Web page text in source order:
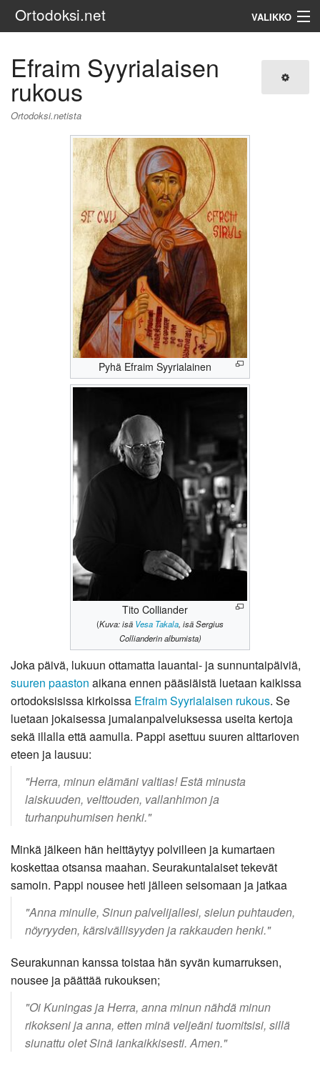
Ortodoksi.net VALIKKO
Efraim Syyrialaisen
rukous
Ortodoksi.netista
Pyhä Efraim Syyrialainen
Tito Colliander
(Kuva: isä Vesa Takala, isä Sergius
Collianderin albumista)
Joka päivä, lukuun ottamatta lauantai- ja sunnuntaipäiviä,
suuren paaston aikana ennen pääsiäistä luetaan kaikissa
ortodoksisissa kirkoissa Efraim Syyrialaisen rukous. Se
luetaan jokaisessa jumalanpalveluksessa useita kertoja
sekä illalla että aamulla. Pappi asettuu suuren alttarioven
eteen ja lausuu:
"Herra, minun elämäni valtias! Estä minusta
laiskuuden, velttouden, vallanhimon ja
turhanpuhumisen henki."
Minkä jälkeen hän heittäytyy polvilleen ja kumartaen
koskettaa otsansa maahan. Seurakuntalaiset tekevät
samoin. Pappi nousee heti jälleen seisomaan ja jatkaa
"Anna minulle, Sinun palvelijallesi, sielun puhtauden,
nöyryyden, kärsivällisyyden ja rakkauden henki."
Seurakunnan kanssa toistaa hän syvän kumarruksen,
nousee ja päättää rukouksen;
"Oi Kuningas ja Herra, anna minun nähdä minun
rikokseni ja anna, etten minä veljeäni tuomitsisi, sillä
siunattu olet Sinä iankaikkisesti. Amen."